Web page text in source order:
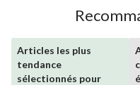
Articles les plus
tendance
sélectionnés pour